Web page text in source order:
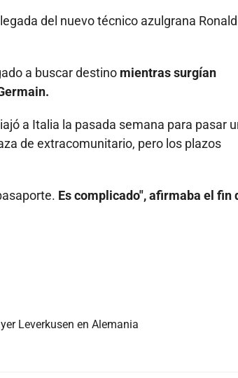
del nuevo técnico azulgrana Ronald
a buscar destino mientras surgían
a Italia la pasada semana para pasar
de extracomunitario, pero los plazos
Es complicado", afirmaba el fin
Leverkusen en Alemania